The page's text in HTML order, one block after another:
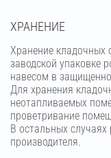
ХРАНЕНИЕ
Хранение кладочных
заводской упаковке
навесом в
Для хранения
неотапливаемых
проветривание
В остальных случаях
производителя.